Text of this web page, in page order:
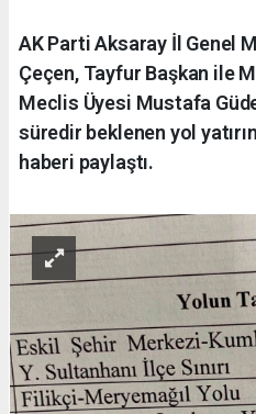
AK Parti Aksaray İl Genel
Çeçen, Tayfur Başkan ile
Meclis Üyesi Mustafa
süredir beklenen yol
haberi paylaştı.